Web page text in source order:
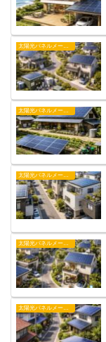
太陽光パネルメーカー
太陽光パネルメーカー
太陽光パネルメーカー
太陽光パネルメーカー
太陽光パネルメーカー